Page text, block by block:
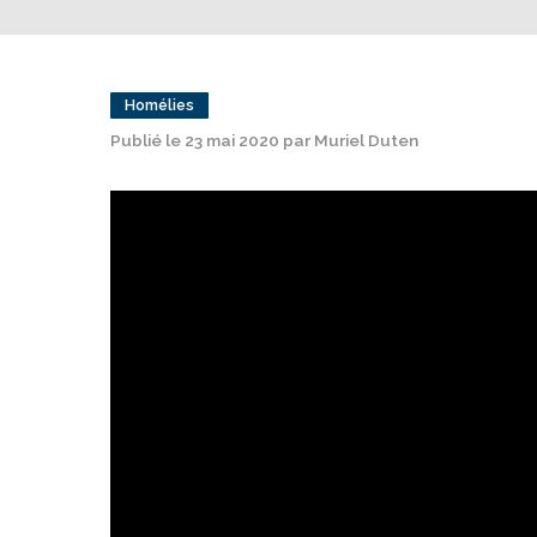
Homélies
Publié le 23 mai 2020 par Muriel Duten